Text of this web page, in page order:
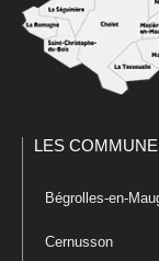
LES
Bégrolles-en-
Cernusson